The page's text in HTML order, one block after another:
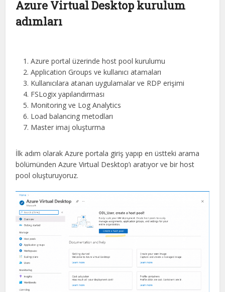
Azure Virtual Desktop kurulum
adımları
Azure portal üzerinde host pool kurulumu
Application Groups ve kullanıcı atamaları
Kullanıcılara atanan uygulamalar ve RDP erişimi
FSLogix yapılandırması
Monitoring ve Log Analytics
Load balancing metodları
Master imaj oluşturma
İlk adım olarak Azure portala giriş yapıp en üstteki arama
bölümünden Azure Virtual Desktop’ı aratıyor ve bir host
pool oluşturuyoruz.